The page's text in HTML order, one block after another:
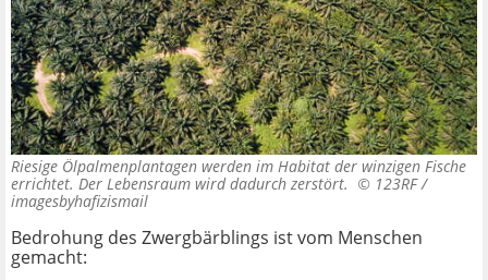
Riesige Ölpalmenplantagen werden im Habitat der winzigen Fische
errichtet. Der Lebensraum wird dadurch zerstört. © 123RF /
imagesbyhafizismail
Bedrohung des Zwergbärblings ist vom Menschen
gemacht: